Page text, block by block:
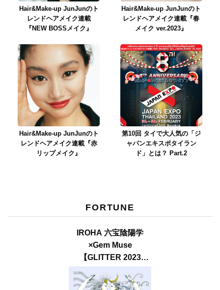
Hair&Make-up JunJunのト
レンドヘアメイク連載
『NEW BOSSメイク』
Hair&Make-up JunJunのト
レンドヘアメイク連載『春
メイク ver.2023』
Hair&Make-up JunJunのト
レンドヘアメイク連載『赤
リップメイク』
第10回 タイで大人気の「ジ
ャパンエキスポタイラン
ド」とは？ Part.2
FORTUNE
IROHA 六宝陰陽学
×Gem Muse
【GLITTER 2023
SUMMER issue】